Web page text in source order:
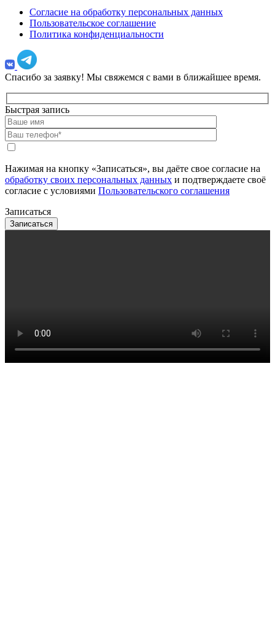
Согласие на обработку персональных данных
Пользовательское соглашение
Политика конфиденциальности
Спасибо за заявку! Мы свяжемся с вами в ближайшее время.
Быстрая запись
Нажимая на кнопку «Записаться», вы даёте свое согласие на
обработку своих персональных данных и подтверждаете своё
согласие с условиями Пользовательского соглашения
Записаться